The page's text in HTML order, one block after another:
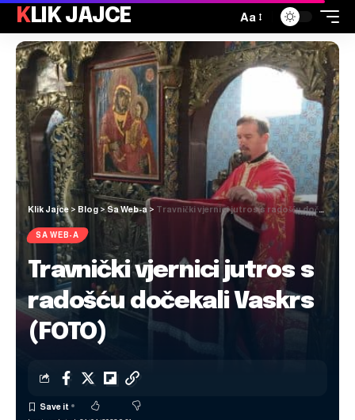
KLIK JAJCE Aa
Klik Jajce > Blog >Sa Web-a > Travnički vjernici jutros s radošću dočekali Vaskrs (FOTO)
SA WEB-A
Travnički vjernici jutros s
radošću dočekali Vaskrs
(FOTO)